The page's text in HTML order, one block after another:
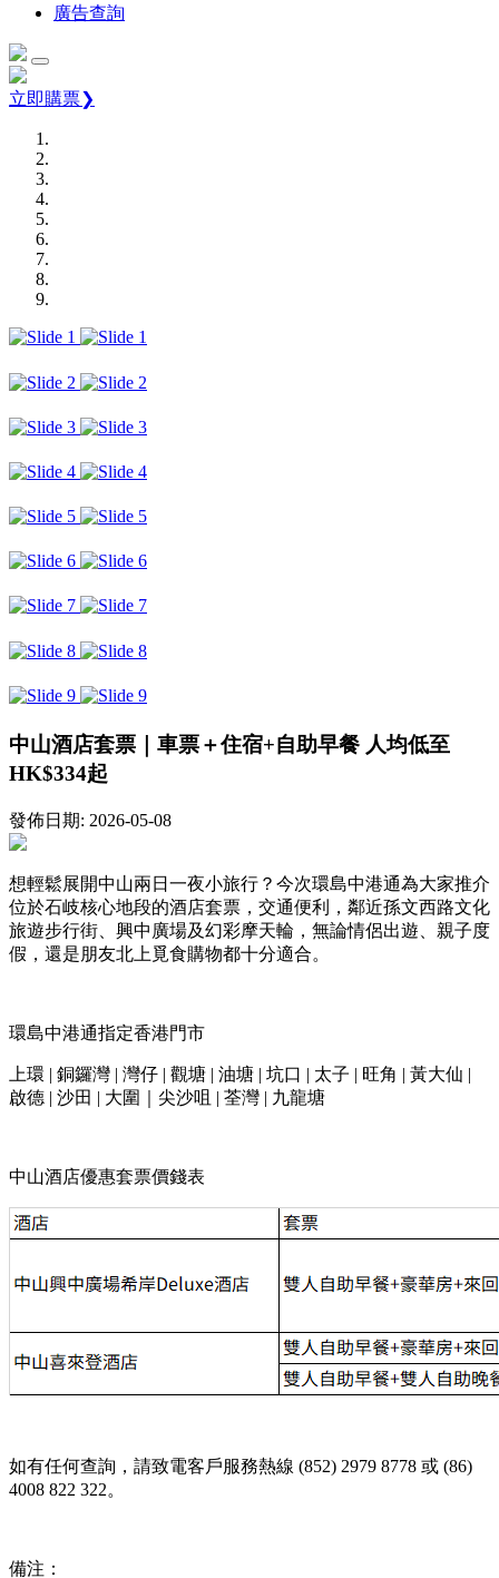
廣告查詢
立即購票❯
中山酒店套票｜車票＋住宿+自助早餐 人均低至
HK$334起
發佈日期: 2026-05-08
想輕鬆展開中山兩日一夜小旅行？今次環島中港通為大家推介
位於石岐核心地段的酒店套票，交通便利，鄰近孫文西路文化
旅遊步行街、興中廣場及幻彩摩天輪，無論情侶出遊、親子度
假，還是朋友北上覓食購物都十分適合。
環島中港通指定香港門市
上環 | 銅鑼灣 | 灣仔 | 觀塘 | 油塘 | 坑口 | 太子 | 旺角 | 黃大仙 |
啟德 | 沙田 | 大圍｜尖沙咀 | 荃灣 | 九龍塘
中山酒店優惠套票價錢表
如有任何查詢，請致電客戶服務熱線 (852) 2979 8778 或 (86)
4008 822 322。
備注：